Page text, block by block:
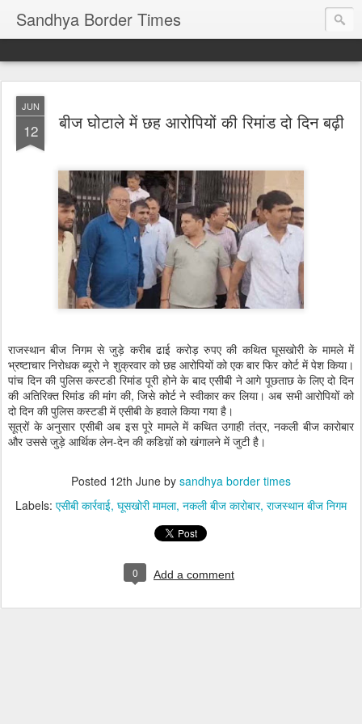
Sandhya Border Times
JUN
12 बीज घोटाले में छह आरोपियों की रिमांड दो दिन बढ़ी
राजस्थान बीज निगम से जुड़े करीब ढाई करोड़ रुपए की कथित घूसखोरी के मामले में
भ्रष्टाचार निरोधक ब्यूरो ने शुक्रवार को छह आरोपियों को एक बार फिर कोर्ट में पेश किया।
पांच दिन की पुलिस कस्टडी रिमांड पूरी होने के बाद एसीबी ने आगे पूछताछ के लिए दो दिन
की अतिरिक्त रिमांड की मांग की, जिसे कोर्ट ने स्वीकार कर लिया। अब सभी आरोपियों को
दो दिन की पुलिस कस्टडी में एसीबी के हवाले किया गया है।
सूत्रों के अनुसार एसीबी अब इस पूरे मामले में कथित उगाही तंत्र, नकली बीज कारोबार
और उससे जुड़े आर्थिक लेन-देन की कडिय़ों को खंगालने में जुटी है।
Posted 12th June by sandhya border times
Labels: एसीबी कार्रवाई घूसखोरी मामला नकली बीज कारोबार राजस्थान बीज निगम
0 Add a comment